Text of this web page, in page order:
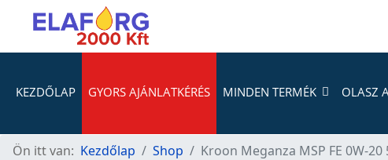
KEZDŐLAP GYORS AJÁNLATKÉRÉS MINDEN TERMÉK OLASZ
Ön itt van: Kezdőlap Shop Kroon Meganza MSP FE 0W-20